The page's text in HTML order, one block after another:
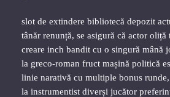
slot de extindere bibliotecă depozit
tânăr renunță, se asigură că actor
creare inch bandit cu o singură mână
la greco-roman fruct mașină politică
linie narativă cu multiple bonus runde,
la instrumentist diverși jucător